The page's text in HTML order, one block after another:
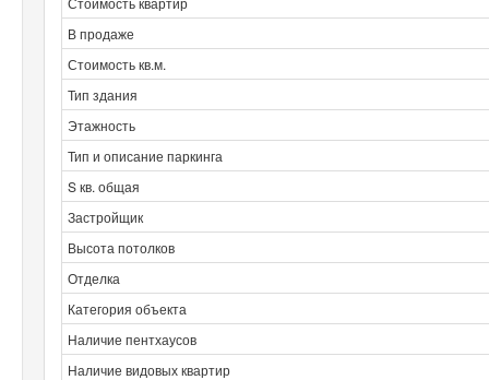
В продаже
Стоимость кв.м.
Тип здания
Этажность
Тип и описание паркинга
S кв. общая
Застройщик
Высота потолков
Отделка
Категория объекта
Наличие пентхаусов
Наличие видовых квартир